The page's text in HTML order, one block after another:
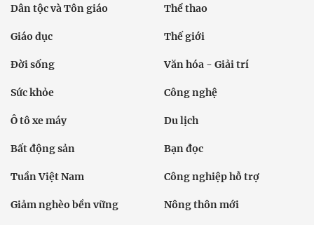
Dân tộc và Tôn giáo Thể thao
Giáo dục Thế giới
Đời sống Văn hóa - Giải trí
Sức khỏe Công nghệ
Ô tô xe máy Du lịch
Bất động sản Bạn đọc
Tuần Việt Nam Công nghiệp hỗ trợ
Giảm nghèo bền vững Nông thôn mới